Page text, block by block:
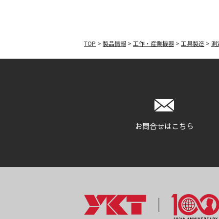
TOP > 製品情報 > 工作・産業機器 > 工具製造 > 測
お問合せはこちら